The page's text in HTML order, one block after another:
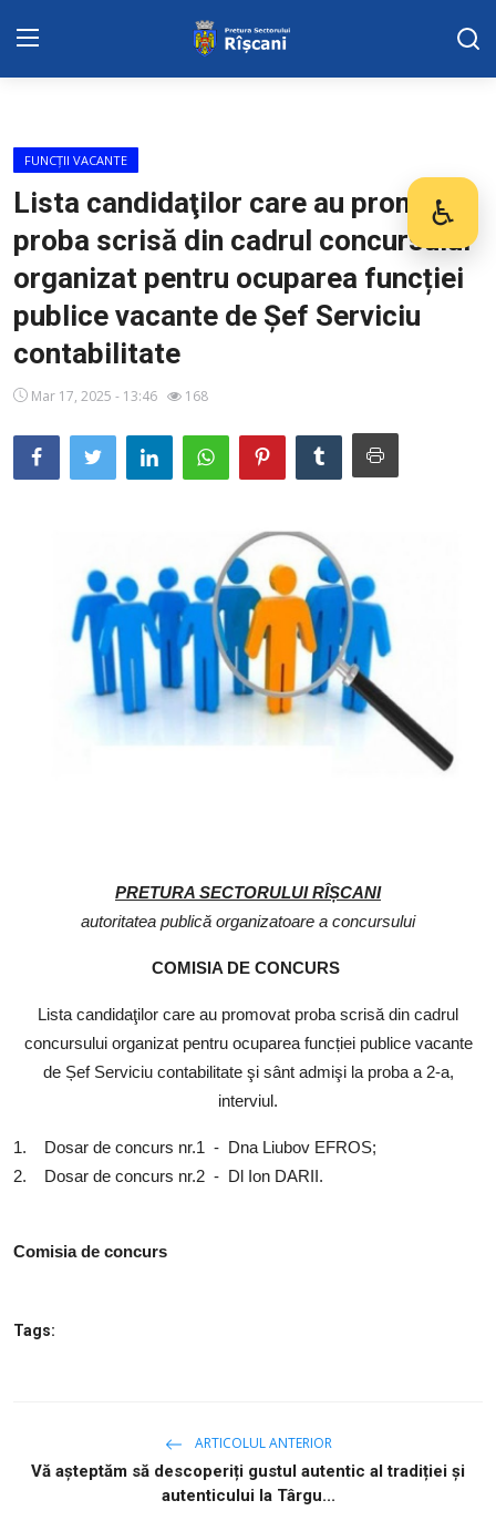
♿
DISPOZITIILE PRETORULUI
Adresa: str. Kiev 3 | tel: +373 (22) 44 10
98 | mail: pretura.riscani@gmail.com
SERVICII SECTOR
ADMINISTRAŢIA
Transparența
Proiecte
Căutați pe Internet
FUNCȚII VACANTE
Lista candidaţilor care au promovat
proba scrisă din cadrul concursului
organizat pentru ocuparea funcției
publice vacante de Șef Serviciu
contabilitate
Mar 17, 2025 - 13:46 168
PRETURA SECTORULUI RÎȘCANI
autoritatea publică organizatoare a concursului
COMISIA DE CONCURS
Lista candidaţilor care au promovat proba scrisă din cadrul
concursului organizat pentru ocuparea funcției publice vacante
de Șef Serviciu contabilitate şi sânt admişi la proba a 2-a,
interviul.
1. Dosar de concurs nr.1 - Dna Liubov EFROS;
2. Dosar de concurs nr.2 - Dl Ion DARII.
Comisia de concurs
Tags:
ARTICOLUL ANTERIOR
Vă așteptăm să descoperiți gustul autentic al tradiției şi
autenticului la Târgu...